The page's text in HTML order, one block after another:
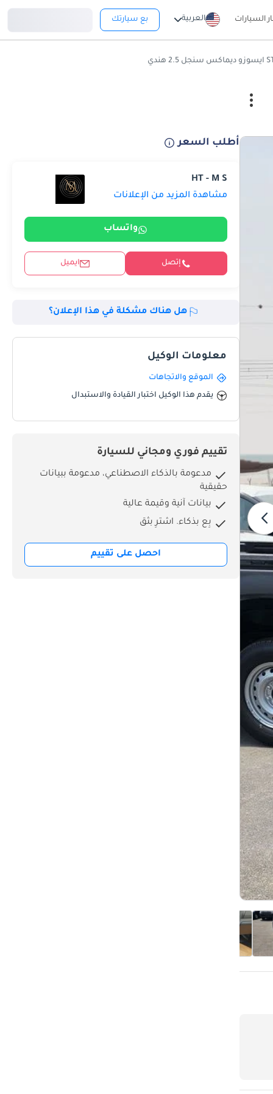
السيارات العربية بع سيارتك
أطلب السعر
HT - M S
مشاهدة المزيد من الإعلانات
واتساب
إتصل ايميل
هل هناك مشكلة في هذا الإعلان؟
معلومات الوكيل
الموقع والاتجاهات
يقدم هذا الوكيل اختبار القيادة والاستبدال
تقييم فوري ومجاني للسيارة
مدعومة بالذكاء الاصطناعي، مدعومة ببيانات
حقيقية
بيانات آنية وقيمة عالية
بِع بذكاء. اشترِ بثق
احصل على تقييم